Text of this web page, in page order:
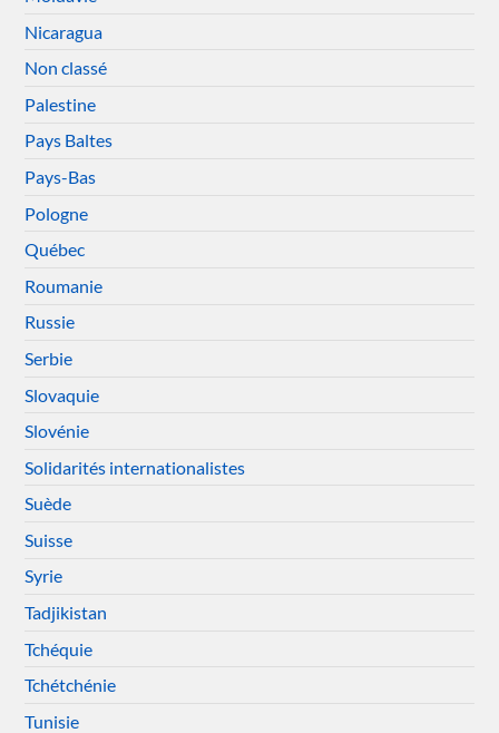
Nicaragua
Non classé
Palestine
Pays Baltes
Pays-Bas
Pologne
Québec
Roumanie
Russie
Serbie
Slovaquie
Slovénie
Solidarités internationalistes
Suède
Suisse
Syrie
Tadjikistan
Tchéquie
Tchétchénie
Tunisie